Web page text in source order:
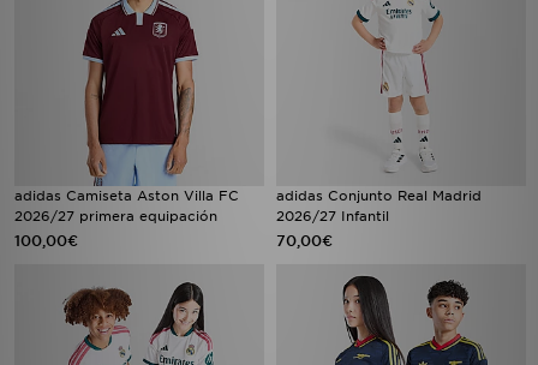
adidas Camiseta Aston Villa FC
2026/27 primera equipación
100,00€
adidas Conjunto Real Madrid
2026/27 Infantil
70,00€